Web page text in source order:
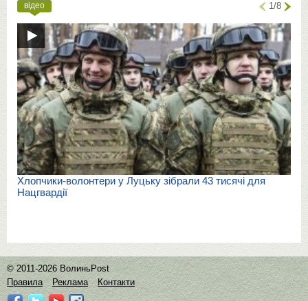
відео 1/8
Хлопчики-волонтери у Луцьку зібрали 43 тисячі для
Нацгвардії
© 2011-2026 ВолиньPost
Правила
Реклама Контакти